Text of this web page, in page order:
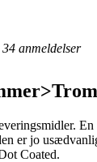
34 anmeldelser
er jo
Coated.